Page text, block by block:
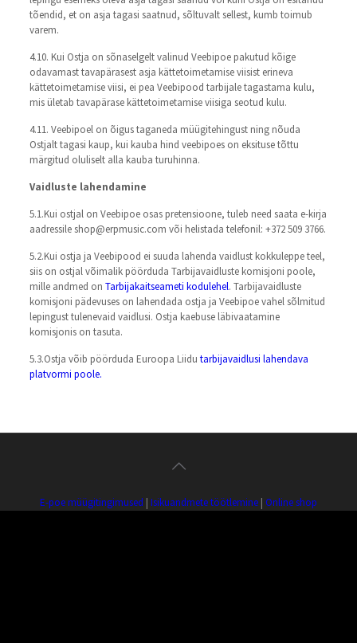
tõendid, et on asja tagasi saatnud, sõltuvalt sellest, kumb toimub
varem.
4.10. Kui Ostja on sõnaselgelt valinud Veebipoe pakutud kõige
odavamast tavapärasest asja kättetoimetamise viisist erineva
kättetoimetamise viisi, ei pea Veebipood tarbijale tagastama kulu,
mis ületab tavapärase kättetoimetamise viisiga seotud kulu.
4.11. Veebipoel on õigus taganeda müügitehingust ning nõuda
Ostjalt tagasi kaup, kui kauba hind veebipoes on eksituse tõttu
märgitud oluliselt alla kauba turuhinna.
Vaidluste lahendamine
5.1.Kui ostjal on Veebipoe osas pretensioone, tuleb need saata e-kirja
aadressile shop@erpmusic.com või helistada telefonil: +372 509 3766.
5.2.Kui ostja ja Veebipood ei suuda lahenda vaidlust kokkuleppe teel,
siis on ostjal võimalik pöörduda Tarbijavaidluste komisjoni poole,
mille andmed on Tarbijakaitseameti kodulehel. Tarbijavaidluste
komisjoni pädevuses on lahendada ostja ja Veebipoe vahel sõlmitud
lepingust tulenevaid vaidlusi. Ostja kaebuse läbivaatamine
komisjonis on tasuta.
5.3.Ostja võib pöörduda Euroopa Liidu tarbijavaidlusi lahendava
platvormi poole.
E-poe müügitingimused | Isikuandmete töötlemine | Online shop